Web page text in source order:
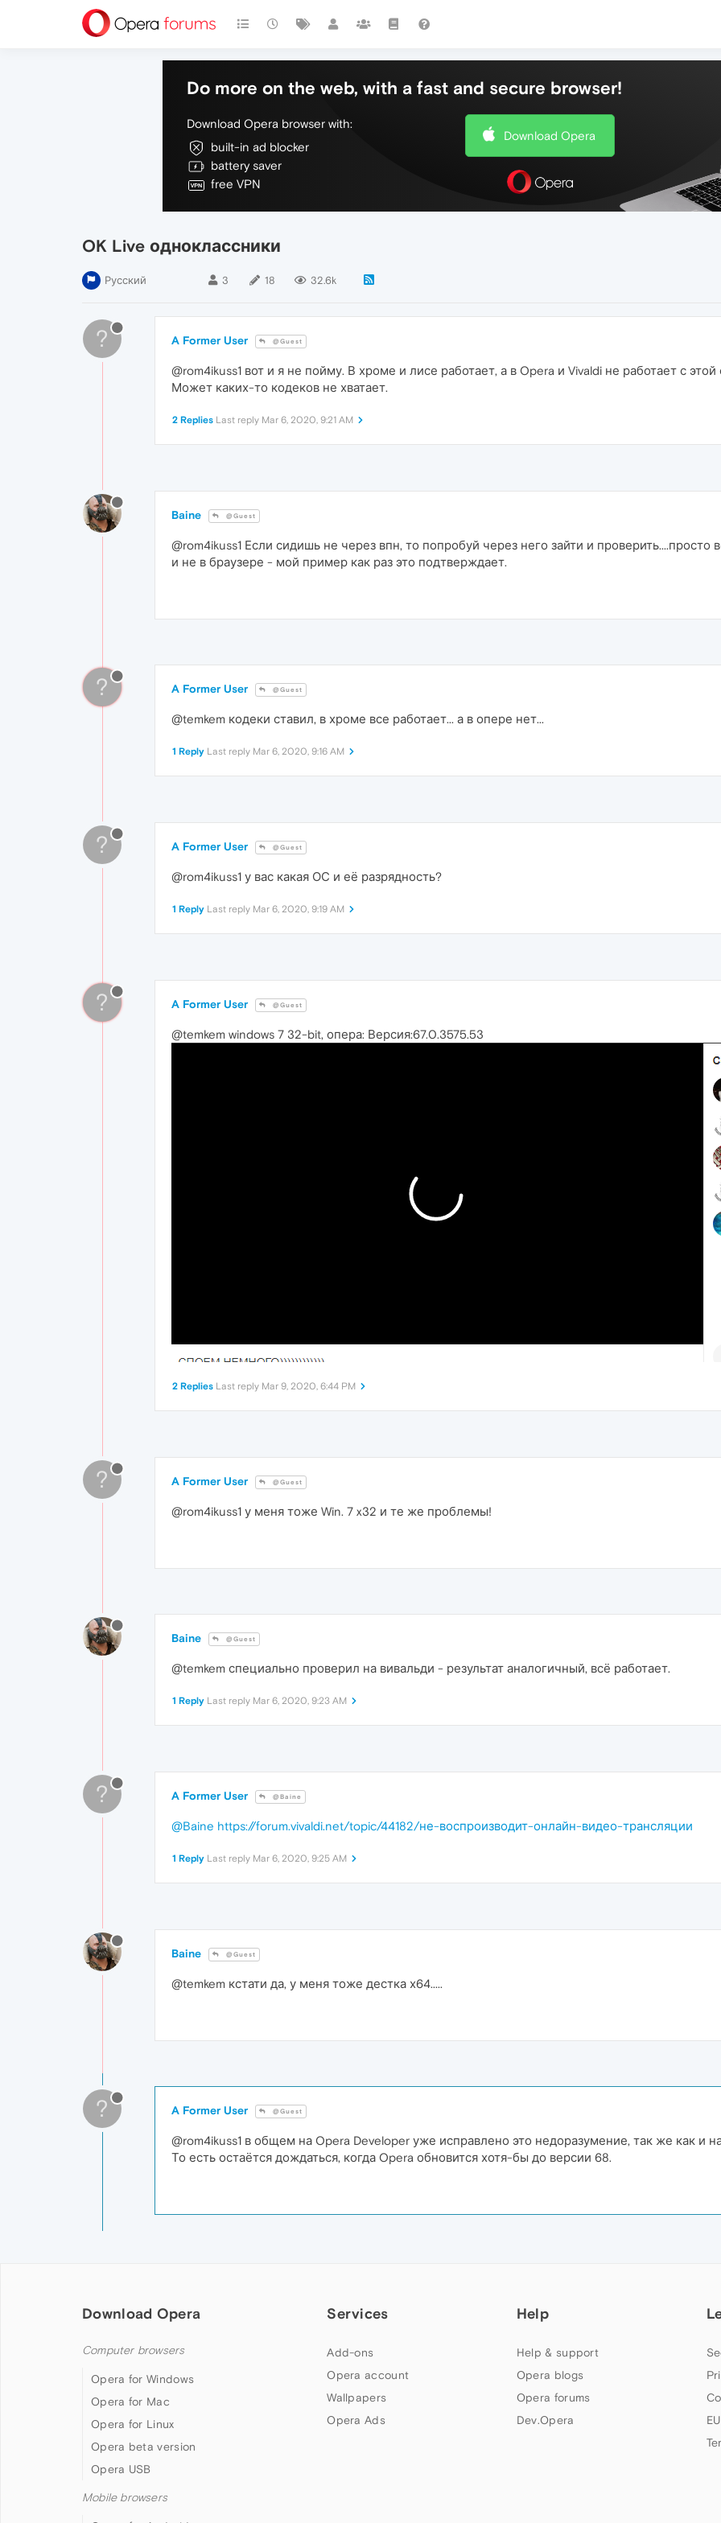
Do more on the web, with a fast and secure browser!
Download Opera browser with:
built-in ad blocker
battery saver
free VPN
Download Opera
OK Live одноклассники
Русский 3 18 32.6k
? A Former User @Guest
@rom4ikuss1 вот и я не пойму. В хроме и лисе работает, а в Opera и Vivaldi не работает с
Может каких-то кодеков не хватает.
2 Replies Last reply Mar 6, 2020, 9:21 AM
Baine @Guest
@rom4ikuss1 Если сидишь не через впн, то попробуй через него зайти и
и не в браузере - мой пример как раз это подтверждает.
? A Former User @Guest
@temkem кодеки ставил, в хроме все работает... а в опере нет...
1 Reply Last reply Mar 6, 2020, 9:16 AM
? A Former User @Guest
@rom4ikuss1 у вас какая ОС и её разрядность?
1 Reply Last reply Mar 6, 2020, 9:19 AM
? A Former User @Guest
@temkem windows 7 32-bit, опера: Версия:67.0.3575.53
2 Replies Last reply Mar 9, 2020, 6:44 PM
? A Former User @Guest
@rom4ikuss1 у меня тоже Win. 7 x32 и те же проблемы!
Baine @Guest
@temkem специально проверил на вивальди - результат аналогичный, всё работает.
1 Reply Last reply Mar 6, 2020, 9:23 AM
? A Former User @Baine
@Baine https://forum.vivaldi.net/topic/44182/не-воспроизводит-онлайн-видео-трансляции
1 Reply Last reply Mar 6, 2020, 9:25 AM
Baine @Guest
@temkem кстати да, у меня тоже дестка х64.....
? A Former User @Guest
@rom4ikuss1 в общем на Opera Developer уже исправлено это недоразумение, так же как и
То есть остаётся дождаться, когда Opera обновится хотя-бы до версии 68.
Download Opera
Computer browsers
Opera for Windows
Opera for Mac
Opera for Linux
Opera beta version
Opera USB
Mobile browsers
Services
Add-ons
Opera account
Wallpapers
Opera Ads
Help
Help & support
Opera blogs
Opera forums
Dev.Opera